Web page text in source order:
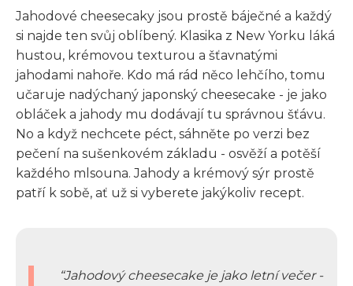
Jahodové cheesecaky jsou prostě báječné a každý
si najde ten svůj oblíbený. Klasika z New Yorku láká
hustou, krémovou texturou a šťavnatými
jahodami nahoře. Kdo má rád něco lehčího, tomu
učaruje nadýchaný japonský cheesecake - je jako
obláček a jahody mu dodávají tu správnou šťávu.
No a když nechcete péct, sáhněte po verzi bez
pečení na sušenkovém základu - osvěží a potěší
každého mlsouna. Jahody a krémový sýr prostě
patří k sobě, ať už si vyberete jakýkoliv recept.
Jahodový cheesecake je jako letní večer -